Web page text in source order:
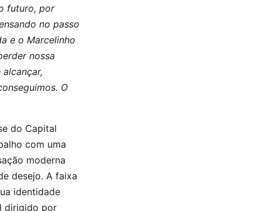
futuro, por
no passo
e o Marcelinho
nossa
O
do Capital
com uma
moderna
desejo. A faixa
identidade
dirigido por